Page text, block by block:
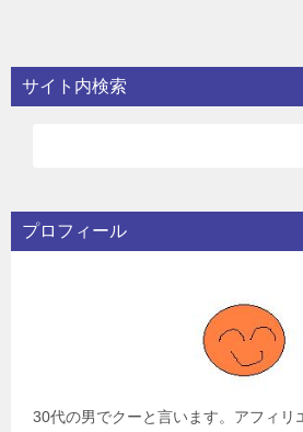
サイト内検索
プロフィール
30代の男でクーと言います。アフィリ